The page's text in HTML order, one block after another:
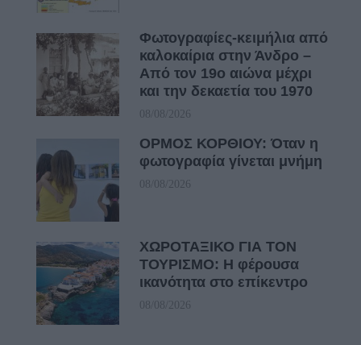
Φωτογραφίες-κειμήλια από
καλοκαίρια στην Άνδρο –
Από τον 19ο αιώνα μέχρι
και την δεκαετία του 1970
08/08/2026
ΟΡΜΟΣ ΚΟΡΘΙΟΥ: Όταν η
φωτογραφία γίνεται μνήμη
08/08/2026
ΧΩΡΟΤΑΞΙΚΟ ΓΙΑ ΤΟΝ
ΤΟΥΡΙΣΜΟ: Η φέρουσα
ικανότητα στο επίκεντρο
08/08/2026